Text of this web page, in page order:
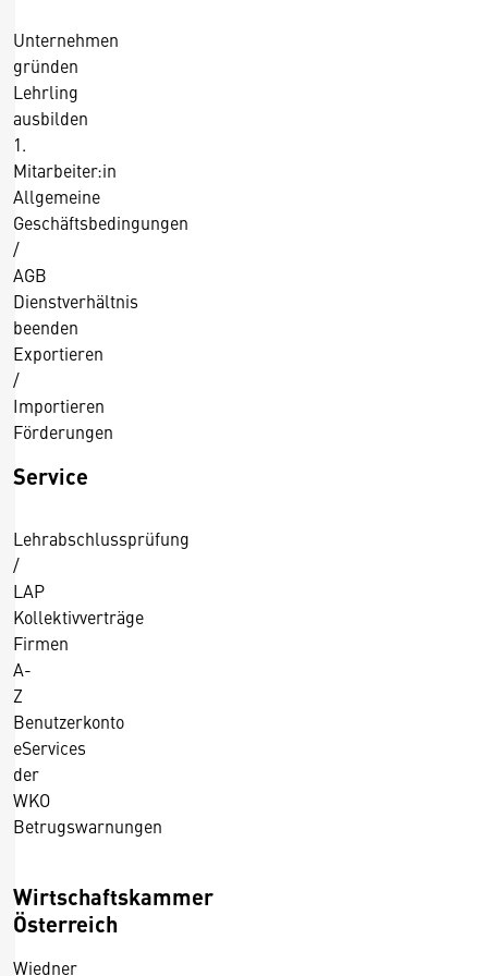
2
0
1
4
Unternehmen
gründen
Lehrling
ausbilden
1.
Mitarbeiter:in
Allgemeine
Geschäftsbedingungen
/
AGB
Dienstverhältnis
beenden
Exportieren
/
Importieren
Förderungen
Service
Lehrabschlussprüfung
/
LAP
Kollektivverträge
Firmen
A-
Z
Benutzerkonto
eServices
der
WKO
Betrugswarnungen
Wirtschaftskammer
Österreich
Wiedner